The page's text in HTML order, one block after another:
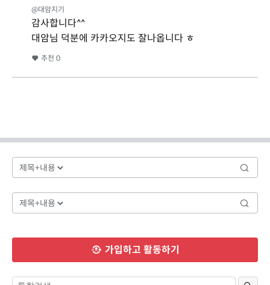
@대암지기
감사합니다^^
대암님 덕분에 카카오지도 잘나옵니다 ㅎ
추천 0
가입하고 활동하기